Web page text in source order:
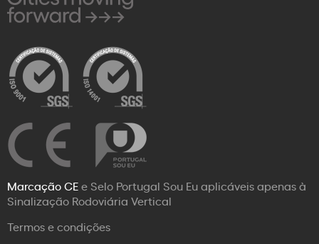
Marcação CEe Selo Portugal Sou Eu aplicáveis apenas à
Sinalização Rodoviária Vertical
Termos e condições